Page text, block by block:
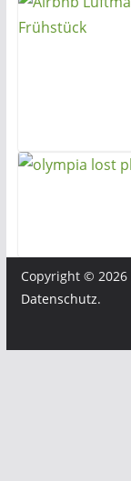
Copyright © 2026
Datenschutz.